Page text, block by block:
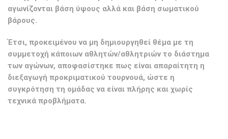
αγωνίζονται βάση ύψους αλλά και βάση σωματικού
βάρους.
Έτσι, προκειμένου να μη δημιουργηθεί θέμα με τη
συμμετοχή κάποιων αθλητών/αθλητριών το διάστημα
των αγώνων, αποφασίστηκε πως είναι απαραίτητη η
διεξαγωγή προκριματικού τουρνουά, ώστε η
συγκρότηση τη ομάδας να είναι πλήρης και χωρίς
τεχνικά προβλήματα.